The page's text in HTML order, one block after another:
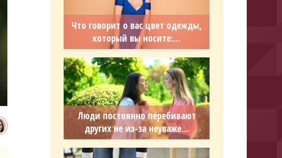
Что говорит о вас цвет одежды,
который вы носите:...
Люди постоянно перебивают
других не из-за неуваже...